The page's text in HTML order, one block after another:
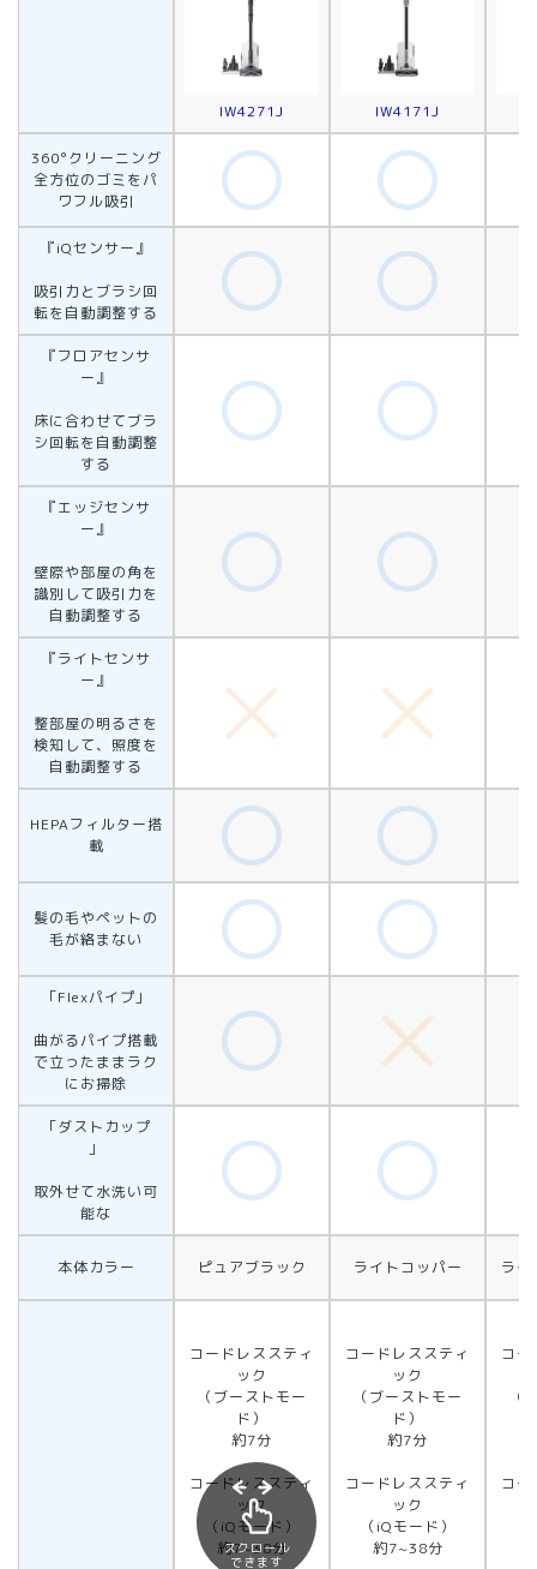
IW4271J IW4171J
360°クリーニング
全方位のゴミをパ
ワフル吸引
『iQセンサー』
吸引力とブラシ回
転を自動調整する
『フロアセンサ
ー』
床に合わせてブラ
シ回転を自動調整
する
『エッジセンサ
ー』
壁際や部屋の角を
識別して吸引力を
自動調整する
『ライトセンサ
ー』
整部屋の明るさを
検知して、照度を
自動調整する
HEPAフィルター搭
載
髪の毛やペットの
毛が絡まない
「Flexパイプ」
曲がるパイプ搭載
で立ったままラク
にお掃除
「ダストカップ
」
取外せて水洗い可
能な
本体カラー ピュアブラック ライトコッパー ライ
コードレススティ
ック
（ブーストモー
ド）
約7分
コードレススティ
ック
（iQモード）
約7~38分
コードレススティ
ック
（ブーストモー
ド）
約7分
コードレススティ
ック
（iQモード）
約7~38分
コー
（
コー
スクロール
できます